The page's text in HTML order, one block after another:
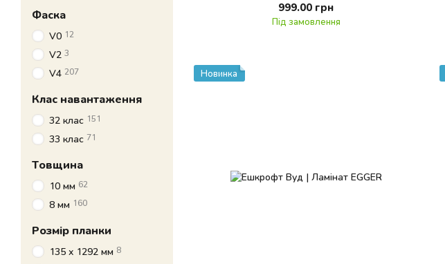
999.00 грн
Під замовлення
Новинка
Фаска
V0 12
V2 3
V4 207
Клас навантаження
32 клас 151
33 клас 71
Товщина
10 мм 62
8 мм 160
Розмір планки
135 x 1292 мм 8